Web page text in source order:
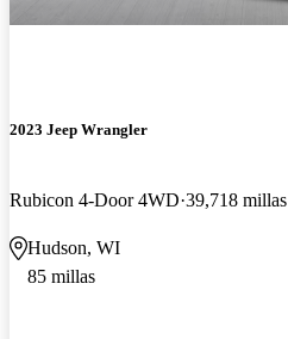
2023 Jeep Wrangler
Rubicon 4-Door 4WD 39,718 millas
Hudson, WI
85 millas